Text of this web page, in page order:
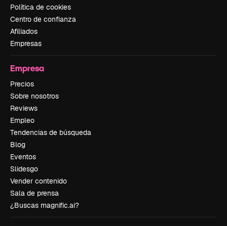
Política de cookies
Centro de confianza
Afiliados
Empresas
Empresa
Precios
Sobre nosotros
Reviews
Empleo
Tendencias de búsqueda
Blog
Eventos
Slidesgo
Vender contenido
Sala de prensa
¿Buscas magnific.ai?